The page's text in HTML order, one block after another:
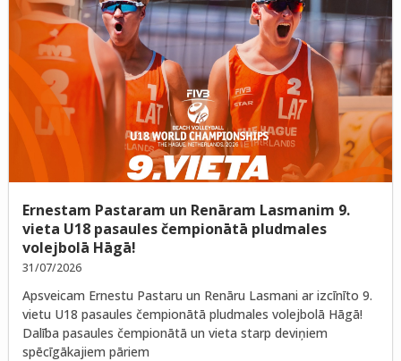
Ernestam Pastaram un Renāram Lasmanim 9.
vieta U18 pasaules čempionātā pludmales
volejbolā Hāgā!
31/07/2026
Apsveicam Ernestu Pastaru un Renāru Lasmani ar izcīnīto 9.
vietu U18 pasaules čempionātā pludmales volejbolā Hāgā!
Dalība pasaules čempionātā un vieta starp deviņiem
spēcīgākajiem pāriem